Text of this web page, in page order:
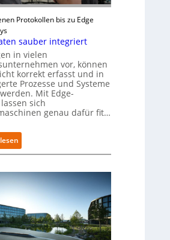
Protokollen bis zu Edge
sauber integriert
in vielen
vor, können
korrekt erfasst und in
Prozesse und Systeme
Mit Edge-
sich
genau dafür fit…
R
t
r
o
i
t
-